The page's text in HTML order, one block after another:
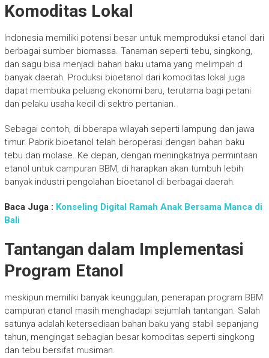
Komoditas Lokal
Indonesia memiliki potensi besar untuk memproduksi etanol dari
berbagai sumber biomassa. Tanaman seperti tebu, singkong,
dan sagu bisa menjadi bahan baku utama yang melimpah d
banyak daerah. Produksi bioetanol dari komoditas lokal juga
dapat membuka peluang ekonomi baru, terutama bagi petani
dan pelaku usaha kecil di sektro pertanian.
Sebagai contoh, di bberapa wilayah seperti lampung dan jawa
timur. Pabrik bioetanol telah beroperasi dengan bahan baku
tebu dan molase. Ke depan, dengan meningkatnya permintaan
etanol untuk campuran BBM, di harapkan akan tumbuh lebih
banyak industri pengolahan bioetanol di berbagai daerah.
Baca Juga : Konseling Digital Ramah Anak Bersama Manca di
Bali
Tantangan dalam Implementasi
Program Etanol
meskipun memiliki banyak keunggulan, penerapan program BBM
campuran etanol masih menghadapi sejumlah tantangan. Salah
satunya adalah ketersediaan bahan baku yang stabil sepanjang
tahun, mengingat sebagian besar komoditas seperti singkong
dan tebu bersifat musiman.